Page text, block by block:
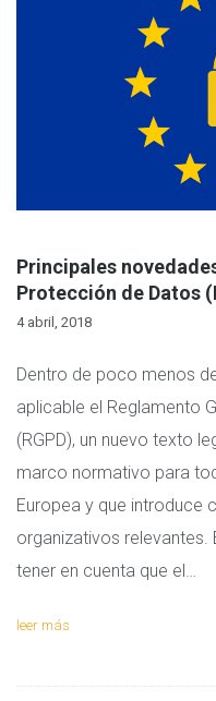
Principales
Protección de Datos
4 abril, 2018
Dentro de poco menos
aplicable el Reglamento
(RGPD), un nuevo texto
marco normativo para
Europea y que introduce
organizativos relevantes.
tener en cuenta que el…
leer más